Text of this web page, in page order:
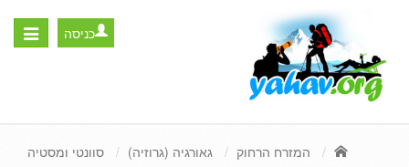
Toggle
כניסה
המזרח הרחוק גאורגיה (גרוזיה) סוונטי ומסטיה